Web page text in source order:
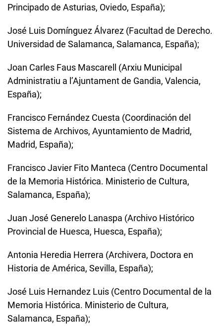
Principado de Asturias, Oviedo, España);
José Luis Domínguez Álvarez (Facultad de Derecho.
Universidad de Salamanca, Salamanca, España);
Joan Carles Faus Mascarell (Arxiu Municipal
Administratiu a l’Ajuntament de Gandia, Valencia,
España);
Francisco Fernández Cuesta (Coordinación del
Sistema de Archivos, Ayuntamiento de Madrid,
Madrid, España);
Francisco Javier Fito Manteca (Centro Documental
de la Memoria Histórica. Ministerio de Cultura,
Salamanca, España);
Juan José Generelo Lanaspa (Archivo Histórico
Provincial de Huesca, Huesca, España);
Antonia Heredia Herrera (Archivera, Doctora en
Historia de América, Sevilla, España);
José Luis Hernandez Luis (Centro Documental de la
Memoria Histórica. Ministerio de Cultura,
Salamanca, España);